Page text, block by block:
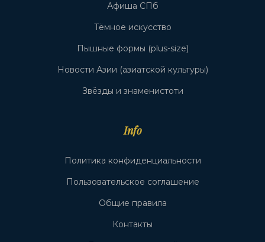
Афиша СПб
Тёмное искусство
Пышные формы (plus-size)
Новости Азии (азиатской культуры)
Звёзды и знаменистоти
Info
Политика конфиденциальности
Пользовательское соглашение
Общие правила
Контакты